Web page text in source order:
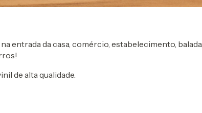
entrada da casa, comércio, estabelecimento, balada,
de alta qualidade.